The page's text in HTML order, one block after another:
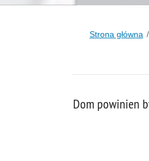
Strona główna
Dom powinien